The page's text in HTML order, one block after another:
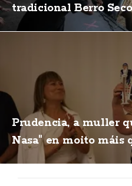
tradicional Berro Seco
Prudencia, a muller
Nasa" en moito máis